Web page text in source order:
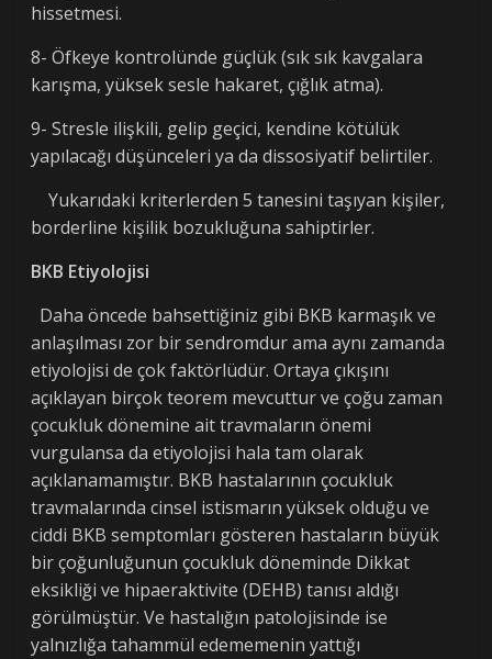
hissetmesi.
8- Öfkeye kontrolünde güçlük (sık sık kavgalara
karışma, yüksek sesle hakaret, çığlık atma).
9- Stresle ilişkili, gelip geçici, kendine kötülük
yapılacağı düşünceleri ya da dissosiyatif belirtiler.
Yukarıdaki kriterlerden 5 tanesini taşıyan kişiler,
borderline kişilik bozukluğuna sahiptirler.
BKB Etiyolojisi
Daha öncede bahsettiğiniz gibi BKB karmaşık ve
anlaşılması zor bir sendromdur ama aynı zamanda
etiyolojisi de çok faktörlüdür. Ortaya çıkışını
açıklayan birçok teorem mevcuttur ve çoğu zaman
çocukluk dönemine ait travmaların önemi
vurgulansa da etiyolojisi hala tam olarak
açıklanamamıştır. BKB hastalarının çocukluk
travmalarında cinsel istismarın yüksek olduğu ve
ciddi BKB semptomları gösteren hastaların büyük
bir çoğunluğunun çocukluk döneminde Dikkat
eksikliği ve hipaeraktivite (DEHB) tanısı aldığı
görülmüştür. Ve hastalığın patolojisinde ise
yalnızlığa tahammül edememenin yattığı